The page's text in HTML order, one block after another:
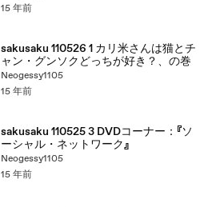
15 年前
sakusaku 110526 1 カリ米さんは猫とチ
ャン・グンソクどっちが好き？、の巻
Neogessy1105
15 年前
sakusaku 110525 3 DVDコーナー：『ソ
ーシャル・ネットワーク』
Neogessy1105
15 年前